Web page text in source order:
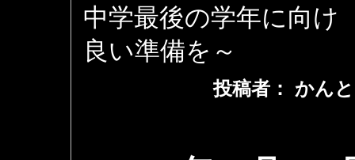
中学最後の学年に向け
良い準備を～
投稿者： かん